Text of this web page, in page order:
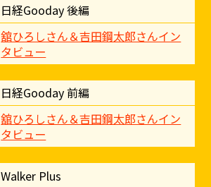
日経Gooday 後編
舘ひろしさん＆吉田鋼太郎さんイン
タビュー
日経Gooday 前編
舘ひろしさん＆吉田鋼太郎さんイン
タビュー
Walker Plus